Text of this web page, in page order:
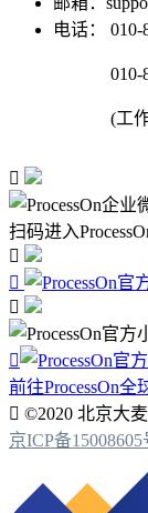
电话：
010-
010-
(工

扫码进入




前往ProcessOn全
 ©2020 北京大
京ICP备15008605